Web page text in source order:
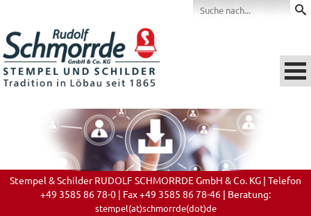
Stempel & Schilder RUDOLF SCHMORRDE GmbH & Co. KG | Telefon
+49 3585 86 78-0 | Fax +49 3585 86 78-46 | Beratung:
stempel(at)schmorrde(dot)de